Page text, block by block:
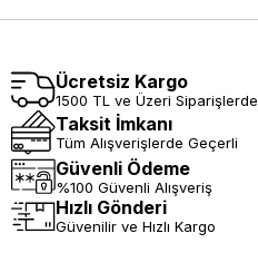
Ücretsiz Kargo
1500 TL ve Üzeri Siparişlerde
Taksit İmkanı
Tüm Alışverişlerde Geçerli
Güvenli Ödeme
%100 Güvenli Alışveriş
Hızlı Gönderi
Güvenilir ve Hızlı Kargo